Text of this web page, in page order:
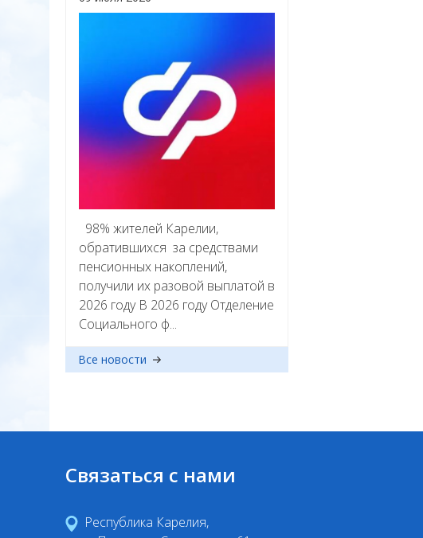
98% жителей Карелии,
обратившихся за средствами
пенсионных накоплений,
получили их разовой выплатой в
2026 году В 2026 году Отделение
Социального ф...
Все новости
Связаться с нами
Республика Карелия,